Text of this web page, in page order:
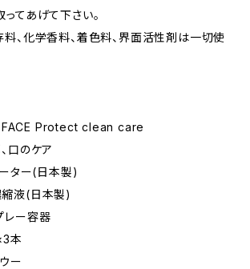
てあげて下さい。
、化学香料、着色料、界面活性剤は一切使
FACE Protect clean care
口のケア
ター(日本製)
(日本製)
レー容器
本
ー